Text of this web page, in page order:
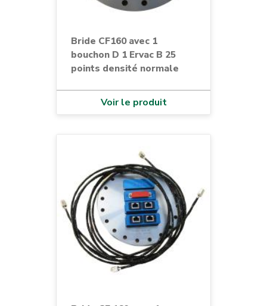
Bride CF160 avec 1
bouchon D 1 Ervac B 25
points densité normale
Voir le produit